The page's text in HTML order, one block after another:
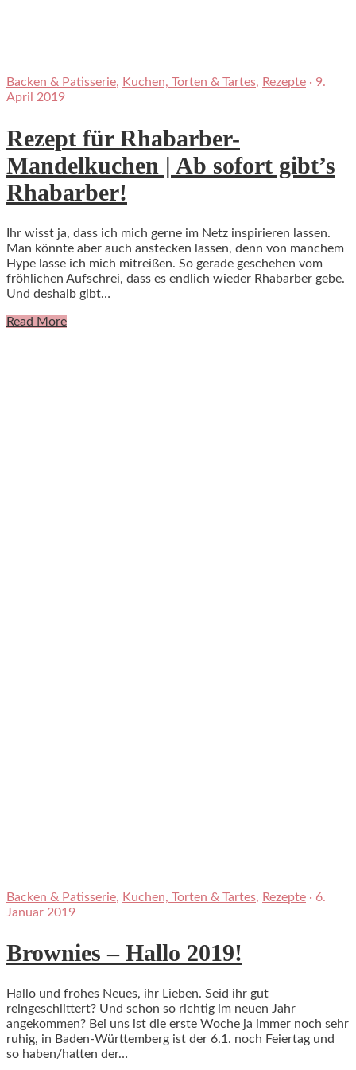
Backen & Patisserie, Kuchen, Torten & Tartes, Rezepte · 9.
April 2019
Rezept für Rhabarber-
Mandelkuchen | Ab sofort gibt’s
Rhabarber!
Ihr wisst ja, dass ich mich gerne im Netz inspirieren lassen.
Man könnte aber auch anstecken lassen, denn von manchem
Hype lasse ich mich mitreißen. So gerade geschehen vom
fröhlichen Aufschrei, dass es endlich wieder Rhabarber gebe.
Und deshalb gibt…
Read More
Backen & Patisserie, Kuchen, Torten & Tartes, Rezepte · 6.
Januar 2019
Brownies – Hallo 2019!
Hallo und frohes Neues, ihr Lieben. Seid ihr gut
reingeschlittert? Und schon so richtig im neuen Jahr
angekommen? Bei uns ist die erste Woche ja immer noch sehr
ruhig, in Baden-Württemberg ist der 6.1. noch Feiertag und
so haben/hatten der…